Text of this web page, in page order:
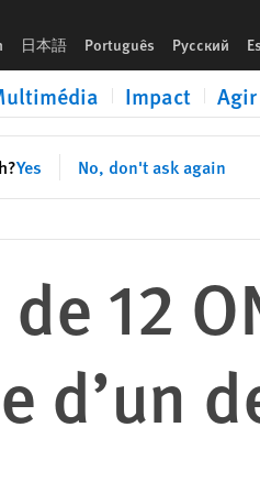
日本語 Português Русский
Impact Agir
Yes No, don't ask again
12
d’un